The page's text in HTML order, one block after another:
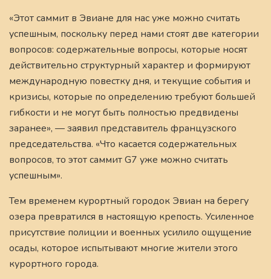
«Этот саммит в Эвиане для нас уже можно считать
успешным, поскольку перед нами стоят две категории
вопросов: содержательные вопросы, которые носят
действительно структурный характер и формируют
международную повестку дня, и текущие события и
кризисы, которые по определению требуют большей
гибкости и не могут быть полностью предвидены
заранее», — заявил представитель французского
председательства. «Что касается содержательных
вопросов, то этот саммит G7 уже можно считать
успешным».
Тем временем курортный городок Эвиан на берегу
озера превратился в настоящую крепость. Усиленное
присутствие полиции и военных усилило ощущение
осады, которое испытывают многие жители этого
курортного города.